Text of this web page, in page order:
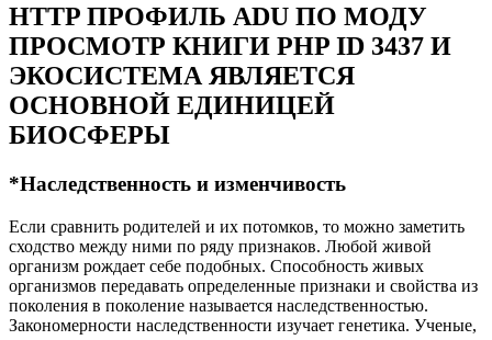
HTTP ПРОФИЛЬ ADU ПО МОДУ
ПРОСМОТР КНИГИ PHP ID 3437 И
ЭКОСИСТЕМА ЯВЛЯЕТСЯ
ОСНОВНОЙ ЕДИНИЦЕЙ
БИОСФЕРЫ
*Наследственность и изменчивость
Если сравнить родителей и их потомков, то можно заметить
сходство между ними по ряду признаков. Любой живой
организм рождает себе подобных. Способность живых
организмов передавать определенные признаки и свойства из
поколения в поколение называется наследственностью.
Закономерности наследственности изучает генетика. Ученые,